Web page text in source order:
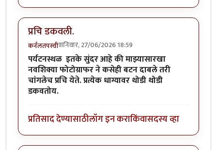
प्रचि डकवली.
कर्नलतपस्वीशनिवार, 27/06/2026 18:59
पर्यटनस्थळ इतके सुंदर आहे की माझ्यासारखा
नवशिक्या फोटोग्राफर ने कसेही बटन दाबले तरी
चांगलेच प्रचि येते. प्रत्येक धाग्यावर थोडी थोडी
डकवतोय.
प्रतिसाद देण्यासाठीलॉग इन कराकिंवासदस्य व्हा